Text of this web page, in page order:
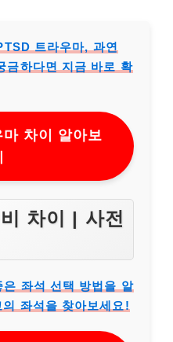
트라우마, 과연
금하다면 지금 바로 확
차이 알아보
차이 | 사전
좌석 선택 방법을 알
좌석을 찾아보세요!